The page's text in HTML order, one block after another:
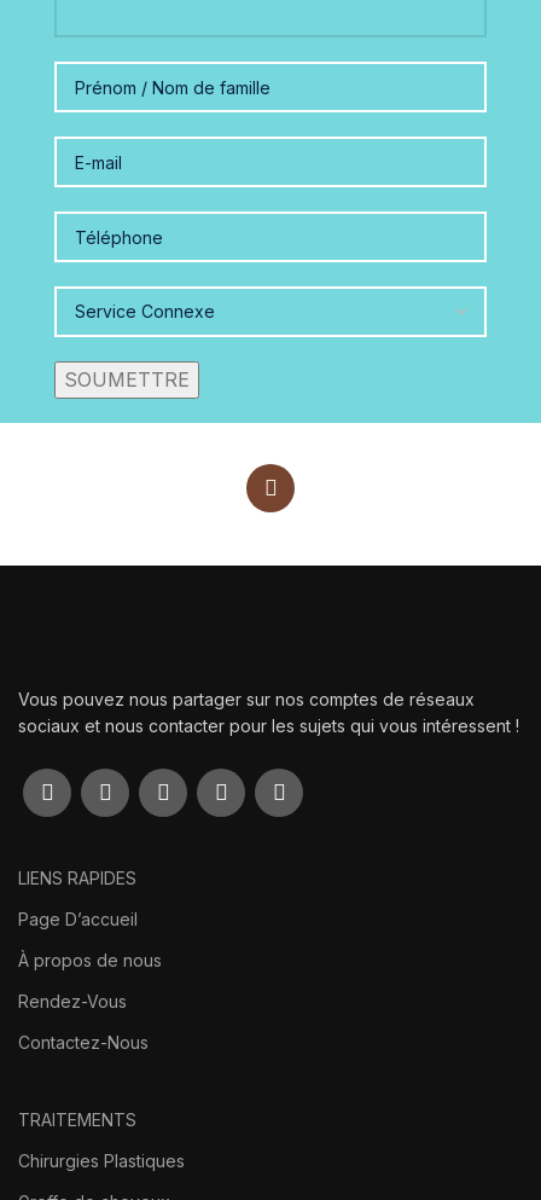
Vous pouvez nous partager sur nos comptes de réseaux
sociaux et nous contacter pour les sujets qui vous intéressent !
LIENS RAPIDES
Page D’accueil
À propos de nous
Rendez-Vous
Contactez-Nous
TRAITEMENTS
Chirurgies Plastiques